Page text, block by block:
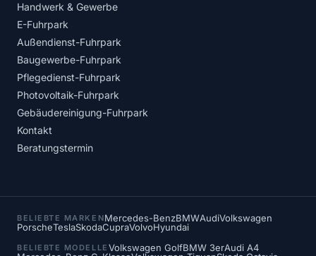
Handwerk & Gewerbe
E-Fuhrpark
Außendienst-Fuhrpark
Baugewerbe-Fuhrpark
Pflegedienst-Fuhrpark
Photovoltaik-Fuhrpark
Gebäudereinigung-Fuhrpark
Kontakt
Beratungstermin
BELIEBTE MARKENMercedes-BenzBMWAudiVolkswagen
PorscheTeslaSkodaCupraVolvoHyundai
BELIEBTE MODELLE Volkswagen GolfBMW 3erAudi A4